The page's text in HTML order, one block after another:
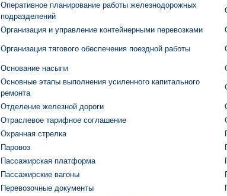
Оперативное планирование работы железнодорожных
подразделений
Организация и управление контейнерными перевозками
Организация тягового обеспечения поездной работы
Основание насыпи
Основные этапы выполнения усиленного капитального
ремонта
Отделение железной дороги
Отраслевое тарифное соглашение
Охранная стрелка
Паровоз
Пассажирская платформа
Пассажирские вагоны
Перевозочные документы